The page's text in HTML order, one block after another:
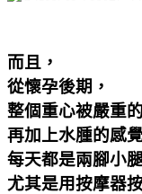
而且 ，
從懷孕後期，
整個重心被嚴重
再加上水腫的感
每天都是兩腳小
尤其是用按摩器